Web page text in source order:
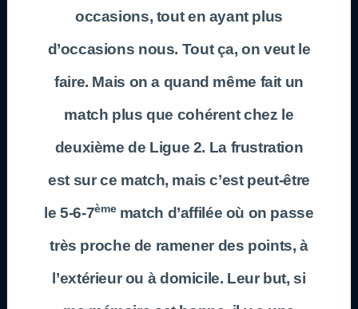
occasions, tout en ayant plus
d’occasions nous. Tout ça, on veut le
faire. Mais on a quand même fait un
match plus que cohérent chez le
deuxième de Ligue 2. La frustration
est sur ce match, mais c’est peut-être
le 5-6-7èmematch d’affilée où on passe
très proche de ramener des points, à
l’extérieur ou à domicile. Leur but, si